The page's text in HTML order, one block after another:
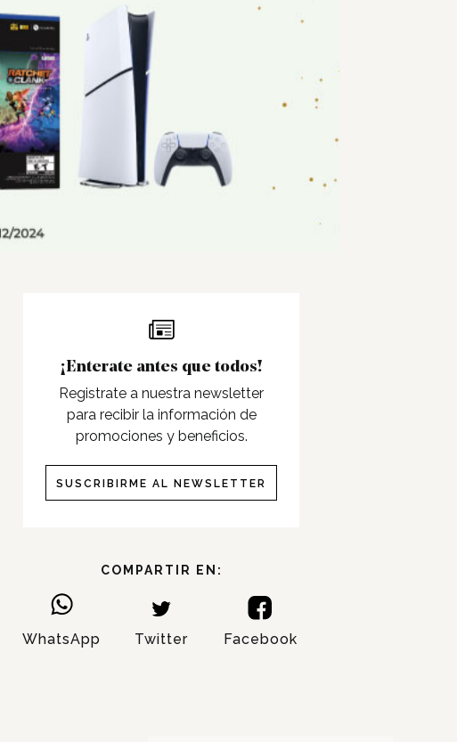
¡Enterate antes que todos!
Registrate a nuestra newsletter
para recibir la información de
promociones y beneficios.
SUSCRIBIRME AL NEWSLETTER
COMPARTIR EN:
WhatsApp Twitter Facebook